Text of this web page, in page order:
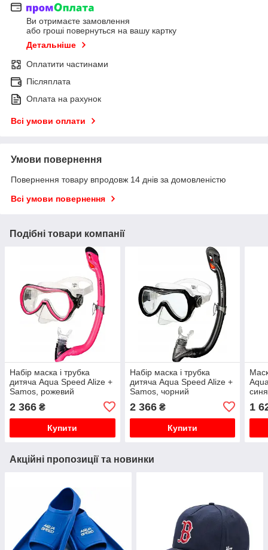
Ви отримаєте замовлення
або гроші повернуться на вашу картку
Детальніше
Оплатити частинами
Післяплата
Оплата на рахунок
Всі умови оплати
Умови повернення
Повернення товару впродовж 14 днів за домовленістю
Всі умови повернення
Подібні товари компанії
Набір маска і трубка
дитяча Aqua Speed Alize +
Samos, рожевий
2 366 ₴
Купити
Набір маска і трубка
дитяча Aqua Speed Alize +
Samos, чорний
2 366₴
Купити
синя
1
Акційні пропозиції та новинки